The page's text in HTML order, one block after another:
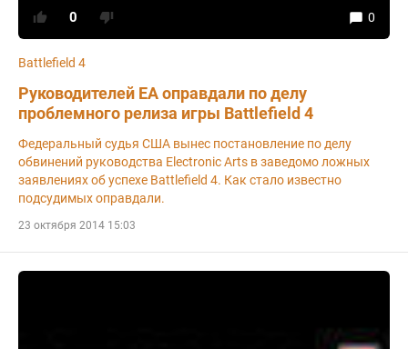
Руководителей ЕА оправдали по делу
проблемного релиза игры Battlefield 4
Battlefield 4
Федеральный судья США вынес постановление по делу
обвинений руководства Electronic Arts в заведомо ложных
заявлениях об успехе Battlefield 4. Как стало известно
подсудимых оправдали.
0 0
23 октября 2014 15:03